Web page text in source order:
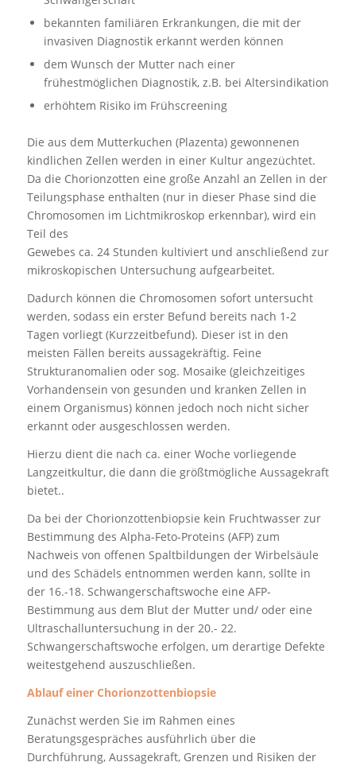
bekannten familiären Erkrankungen, die mit der
invasiven Diagnostik erkannt werden können
dem Wunsch der Mutter nach einer
frühestmöglichen Diagnostik, z.B. bei Altersindikation
erhöhtem Risiko im Frühscreening
Die aus dem Mutterkuchen (Plazenta) gewonnenen
kindlichen Zellen werden in einer Kultur angezüchtet.
Da die Chorionzotten eine große Anzahl an Zellen in der
Teilungsphase enthalten (nur in dieser Phase sind die
Chromosomen im Lichtmikroskop erkennbar), wird ein
Teil des
Gewebes ca. 24 Stunden kultiviert und anschließend zur
mikroskopischen Untersuchung aufgearbeitet.
Dadurch können die Chromosomen sofort untersucht
werden, sodass ein erster Befund bereits nach 1-2
Tagen vorliegt (Kurzzeitbefund). Dieser ist in den
meisten Fällen bereits aussagekräftig. Feine
Strukturanomalien oder sog. Mosaike (gleichzeitiges
Vorhandensein von gesunden und kranken Zellen in
einem Organismus) können jedoch noch nicht sicher
erkannt oder ausgeschlossen werden.
Hierzu dient die nach ca. einer Woche vorliegende
Langzeitkultur, die dann die größtmögliche Aussagekraft
bietet..
Da bei der Chorionzottenbiopsie kein Fruchtwasser zur
Bestimmung des Alpha-Feto-Proteins (AFP) zum
Nachweis von offenen Spaltbildungen der Wirbelsäule
und des Schädels entnommen werden kann, sollte in
der 16.-18. Schwangerschaftswoche eine AFP-
Bestimmung aus dem Blut der Mutter und/ oder eine
Ultraschalluntersuchung in der 20.- 22.
Schwangerschaftswoche erfolgen, um derartige Defekte
weitestgehend auszuschließen.
Ablauf einer Chorionzottenbiopsie
Zunächst werden Sie im Rahmen eines
Beratungsgespräches ausführlich über die
Durchführung, Aussagekraft, Grenzen und Risiken der